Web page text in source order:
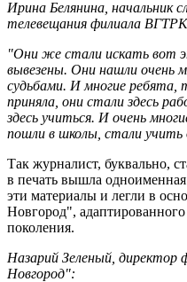
Ирина Белянина, начальник
телевещания филиала
"Они же стали искать вот
вывезены. Они нашли очень
судьбами. И многие ребята,
приняла, они стали здесь
здесь учиться. И очень
пошли в школы, стали учить
Так журналист, буквально,
в печать вышла
эти материалы и легли в
Новгород",
поколения.
Назарий Зеленый,
Новгород":